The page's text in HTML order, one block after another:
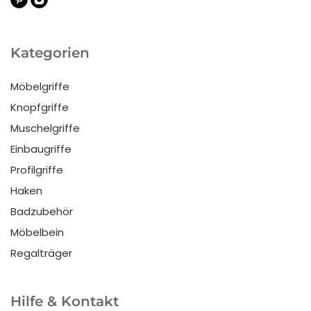
Kategorien
Möbelgriffe
Knopfgriffe
Muschelgriffe
Einbaugriffe
Profilgriffe
Haken
Badzubehör
Möbelbein
Regalträger
Hilfe & Kontakt